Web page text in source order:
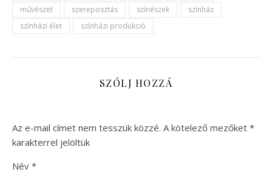
művészet
szereposztás színészek
színház
színházi élet
színházi produkció
SZÓLJ HOZZÁ
Az e-mail címet nem tesszük közzé. A kötelező mezőket *
karakterrel jelöltük
Név *